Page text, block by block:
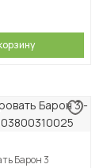
Барон 3